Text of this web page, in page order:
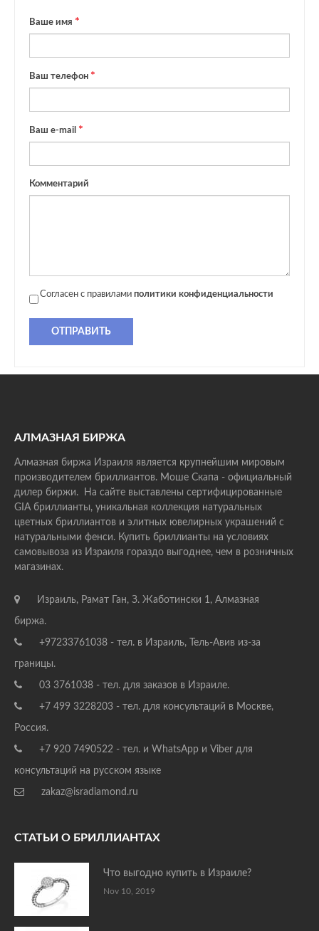
Ваше имя
Ваш телефон
Ваш e-mail
Комментарий
Согласен с правилами политики конфиденциальности
ОТПРАВИТЬ
АЛМАЗНАЯ БИРЖА
Алмазная биржа Израиля является крупнейшим мировым
производителем бриллиантов. Моше Скапа - официальный
дилер биржи. На сайте выставлены сертифицированные
GIA бриллианты, уникальная коллекция натуральных
цветных бриллиантов и элитных ювелирных украшений с
натуральными фенси. Купить бриллианты на условиях
самовывоза из Израиля гораздо выгоднее, чем в розничных
магазинах.
Израиль, Рамат Ган, З. Жаботински 1, Алмазная
биржа.
+97233761038 - тел. в Израиль, Тель-Авив из-за
границы.
03 3761038 - тел. для заказов в Израиле.
+7 499 3228203 - тел. для консультаций в Москве,
Россия.
+7 920 7490522 - тел. и WhatsApp и Viber для
консультаций на русском языке
zakaz@isradiamond.ru
СТАТЬИ О БРИЛЛИАНТАХ
Что выгодно купить в Израиле?
Nov 10, 2019